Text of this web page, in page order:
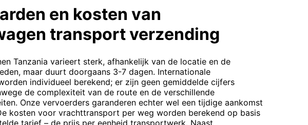
en kosten van
transport verzending
Tanzania varieert sterk, afhankelijk van de locatie en de
maar duurt doorgaans 3-7 dagen. Internationale
individueel berekend; er zijn geen gemiddelde cijfers
de complexiteit van de route en de verschillende
Onze vervoerders garanderen echter wel een tijdige aankomst
kosten voor vrachttransport per weg worden berekend op basis
tarief – de prijs per eenheid transportwerk. Naast